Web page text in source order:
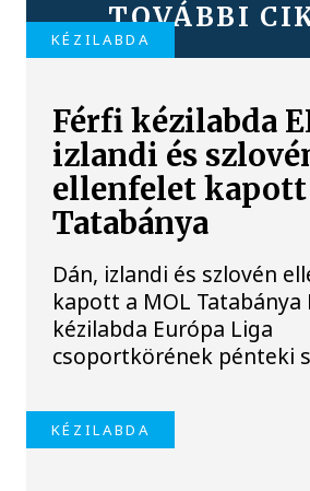
TOVÁBBI
KÉZILABDA
Férfi kézilabda
izlandi és
ellenfelet kapott
Tatabánya
Dán, izlandi és szlovén
kapott a MOL Tatabánya
kézilabda Európa Liga
csoportkörének pénteki
KÉZILABDA